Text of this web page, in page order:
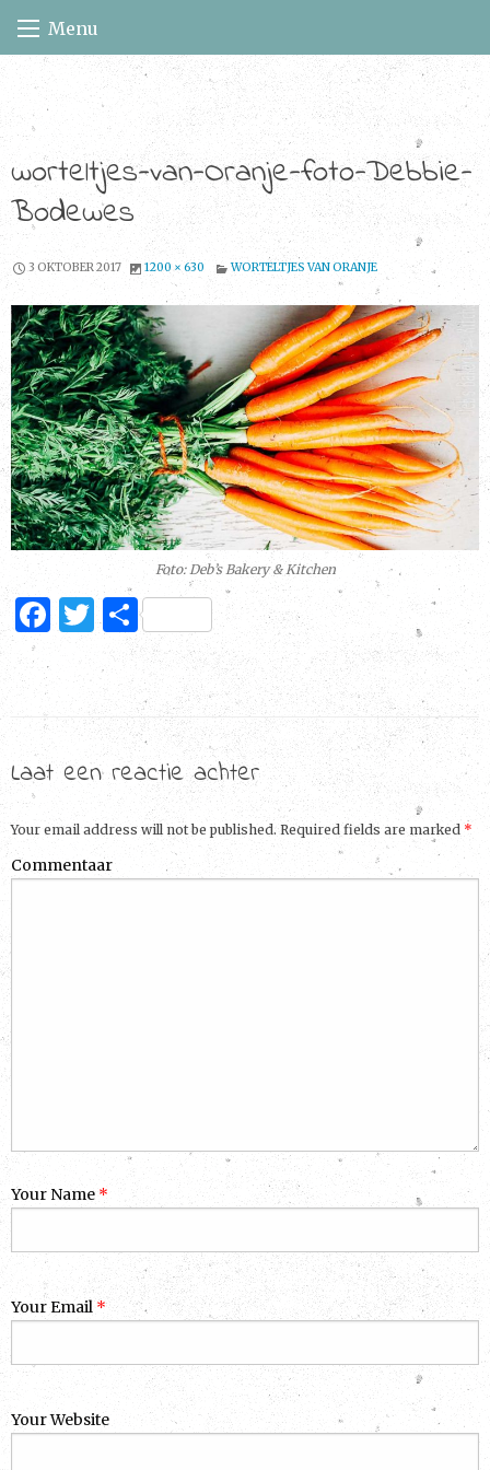
content
Menu
worteltjes-van-Oranje-foto-Debbie-
Bodewes
3 OKTOBER 2017 1200 × 630 WORTELTJES VAN ORANJE
Foto: Deb’s Bakery & Kitchen
F
e
b
o
o
k
T
it
te
r
D
el
e
n
Laat een reactie achter
Your email address will not be published. Required fields are marked *
Commentaar
Your Name *
Your Email *
Your Website